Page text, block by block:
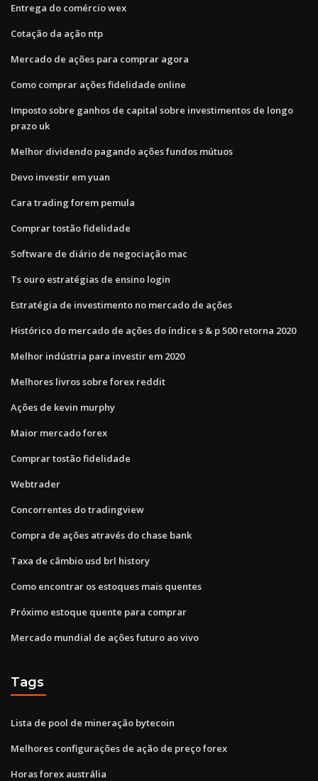
Entrega do comércio wex
Cotação da ação ntp
Mercado de ações para comprar agora
Como comprar ações fidelidade online
Imposto sobre ganhos de capital sobre investimentos de longo
prazo uk
Melhor dividendo pagando ações fundos mútuos
Devo investir em yuan
Cara trading forem pemula
Comprar tostão fidelidade
Software de diário de negociação mac
Ts ouro estratégias de ensino login
Estratégia de investimento no mercado de ações
Histórico do mercado de ações do índice s & p 500 retorna 2020
Melhor indústria para investir em 2020
Melhores livros sobre forex reddit
Ações de kevin murphy
Maior mercado forex
Comprar tostão fidelidade
Webtrader
Concorrentes do tradingview
Compra de ações através do chase bank
Taxa de câmbio usd brl history
Como encontrar os estoques mais quentes
Próximo estoque quente para comprar
Mercado mundial de ações futuro ao vivo
Tags
Lista de pool de mineração bytecoin
Melhores configurações de ação de preço forex
Horas forex austrália